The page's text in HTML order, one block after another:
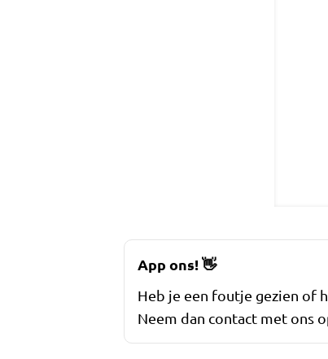
App ons!👋
Heb je een foutje gezien of
Neem dan contact met ons